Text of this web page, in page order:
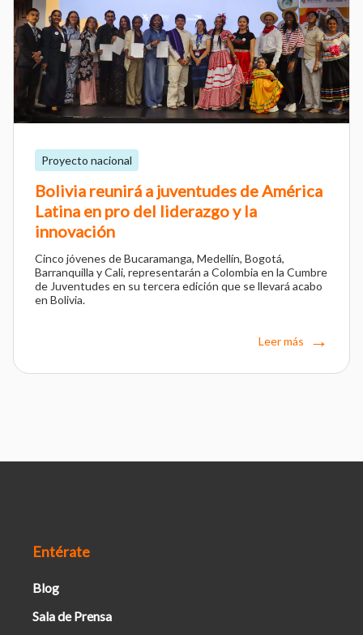
Proyecto nacional
Bolivia reunirá a juventudes de América
Latina en pro del liderazgo y la
innovación
Cinco jóvenes de Bucaramanga, Medellín, Bogotá,
Barranquilla y Cali, representarán a Colombia en la Cumbre
de Juventudes en su tercera edición que se llevará acabo
en Bolivia.
Leer más
Entérate
Blog
Sala de Prensa